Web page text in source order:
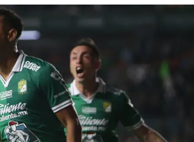
Video: Lula lanza su
candidatura con
promesas de inversión
en defensa, educación y
tierras raras